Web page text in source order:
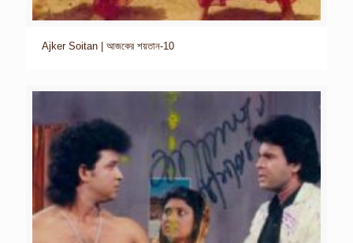
Ajker Soitan | আজকের শয়তান-10